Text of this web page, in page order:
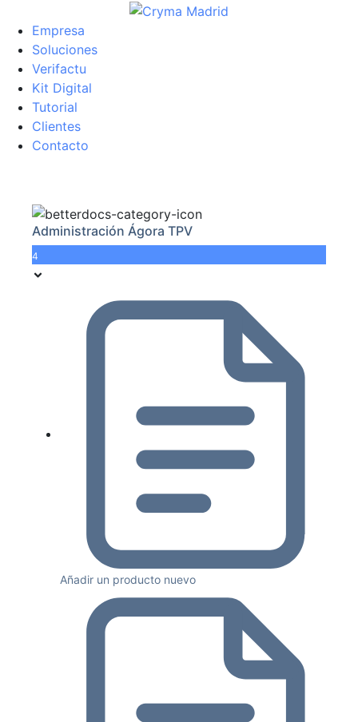
Empresa
Soluciones
Verifactu
Kit Digital
Tutorial
Clientes
Contacto
Administración Ágora TPV
4
Añadir un producto nuevo